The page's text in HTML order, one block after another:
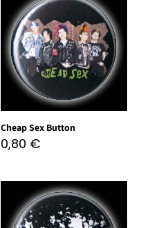
Cheap Sex Button
0,80 €